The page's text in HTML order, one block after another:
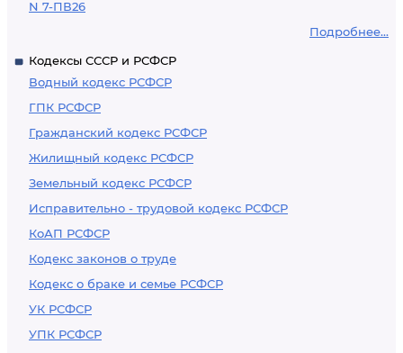
N 7-ПВ26
Подробнее...
Кодексы СССР и РСФСР
Водный кодекс РСФСР
ГПК РСФСР
Гражданский кодекс РСФСР
Жилищный кодекс РСФСР
Земельный кодекс РСФСР
Исправительно - трудовой кодекс РСФСР
КоАП РСФСР
Кодекс законов о труде
Кодекс о браке и семье РСФСР
УК РСФСР
УПК РСФСР